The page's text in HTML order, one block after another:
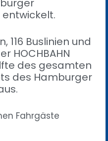
116 Buslinien und
HOCHBAHN
des gesamten
des Hamburger
Fahrgäste